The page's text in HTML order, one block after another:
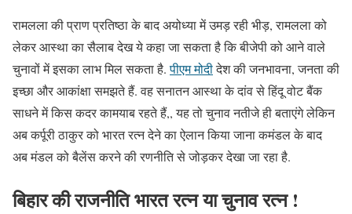
रामलला की प्राण प्रतिष्ठा के बाद अयोध्या में उमड़ रही भीड़, रामलला को
लेकर आस्था का सैलाब देख ये कहा जा सकता है कि बीजेपी को आने वाले
चुनावों में इसका लाभ मिल सकता है.पीएम मोदीदेश की जनभावना, जनता की
इच्छा और आकांक्षा समझते हैं. वह सनातन आस्था के दांव से हिंदू वोट बैंक
साधने में किस कदर कामयाब रहते हैं,, यह तो चुनाव नतीजे ही बताएंगे लेकिन
अब कर्पूरी ठाकुर को भारत रत्न देने का ऐलान किया जाना कमंडल के बाद
अब मंडल को बैलेंस करने की रणनीति से जोड़कर देखा जा रहा है.
बिहार की राजनीति भारत रत्न या चुनाव रत्न !